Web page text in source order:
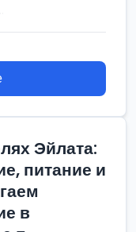
Эйлата:
питание и
в